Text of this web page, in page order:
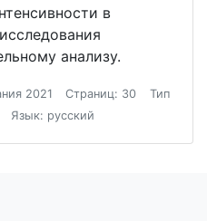
в
анализу.
2021 Страниц: 30
Тип
Язык: русский